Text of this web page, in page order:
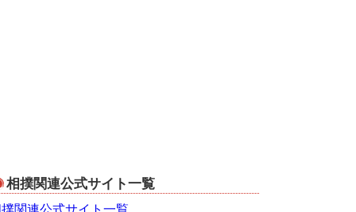
相撲関連公式サイト一覧